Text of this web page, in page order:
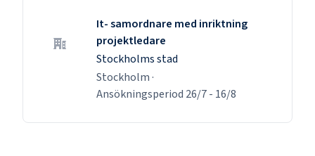
It- samordnare med inriktning
projektledare
Stockholms stad
Stockholm ·
Ansökningsperiod 26/7- 16/8